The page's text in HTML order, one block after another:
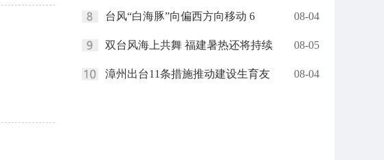
台风“白海豚”向偏西方向移动 6 08-04
双台风海上共舞 福建暑热还将持续 08-05
漳州出台11条措施推动建设生育友 08-04